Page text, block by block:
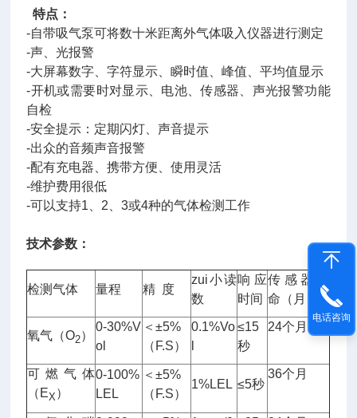
特点：
-自带吸气泵可将数十米距离外气体吸入仪器进行测定
-声、光报警
-大屏幕数字、字符显示、瞬时值、峰值、平均值显示
-开机或需要时对显示、电池、传感器、声光报警功能
自检
-安全提示：定期闪灯、声音提示
-出众的音频声音报警
-配有充电器、携带方便、使用灵活
-维护费用很低
-可以支持1、2、3或4种的气体检测工作
技术参数：
检测气体 量程 精 度
zui小读
数
响应
时间
传感器寿
命（月）
氧气（O2）
0-30%V
ol
＜±5%
（F.S）
0.1%Vo ≤15
秒
24个月
可燃气体
（EX）
0-100%
LEL
＜±5%
（F.S）
1%LEL ≤5秒
36个月
电话咨询